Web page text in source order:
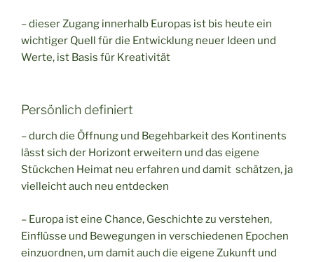
– dieser Zugang innerhalb Europas ist bis heute ein
wichtiger Quell für die Entwicklung neuer Ideen und
Werte, ist Basis für Kreativität
Persönlich definiert
– durch die Öffnung und Begehbarkeit des Kontinents
lässt sich der Horizont erweitern und das eigene
Stückchen Heimat neu erfahren und damit schätzen, ja
vielleicht auch neu entdecken
– Europa ist eine Chance, Geschichte zu verstehen,
Einflüsse und Bewegungen in verschiedenen Epochen
einzuordnen, um damit auch die eigene Zukunft und